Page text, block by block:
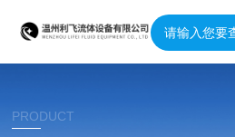
PRODUCT